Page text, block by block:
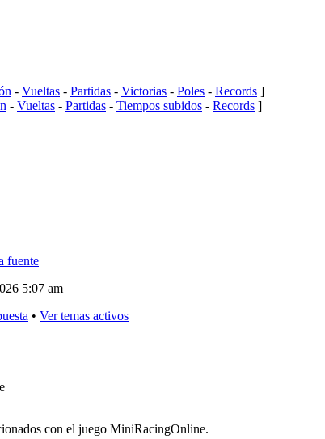
- Vueltas - Partidas - Victorias - Poles - Records ]
- Vueltas - Partidas - Tiempos subidos - Records ]
fuente
5:07 am
• Ver temas activos
con el juego MiniRacingOnline.